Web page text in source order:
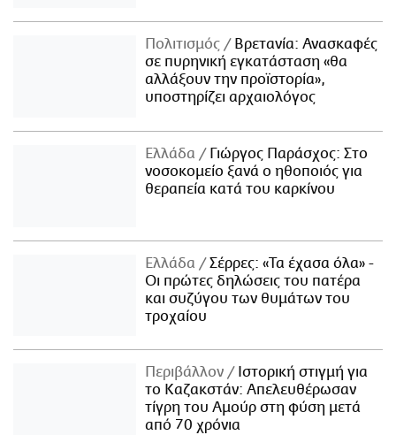
Πολιτισμός
Βρετανία: Ανασκαφές
σε πυρηνική εγκατάσταση «θα
αλλάξουν την προϊστορία»,
υποστηρίζει αρχαιολόγος
Ελλάδα
Γιώργος Παράσχος: Στο
νοσοκομείο ξανά ο ηθοποιός για
θεραπεία κατά του καρκίνου
Ελλάδα
Σέρρες: «Τα έχασα όλα» -
Οι πρώτες δηλώσεις του πατέρα
και συζύγου των θυμάτων του
τροχαίου
Περιβάλλον
Ιστορική στιγμή για
το Καζακστάν: Απελευθέρωσαν
τίγρη του Αμούρ στη φύση μετά
από 70 χρόνια